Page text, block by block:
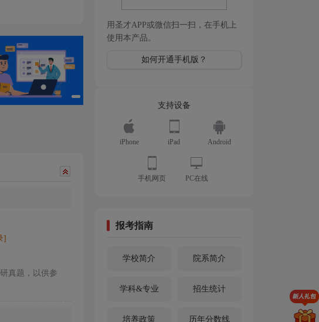
]
真题，以供参
用圣才APP或微信扫一扫，在手机上
使用本产品。
如何开通手机版？
支持设备
iPhone iPad Android
手机网页 PC在线
报考指南
学校简介 院系简介
学科&专业 招生统计
培养政策 历年分数线